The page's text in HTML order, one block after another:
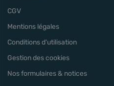
CGV
Mentions légales
Conditions d'utilisation
Gestion des cookies
Nos formulaires & notices